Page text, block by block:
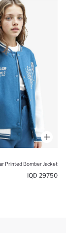
29750 IQD